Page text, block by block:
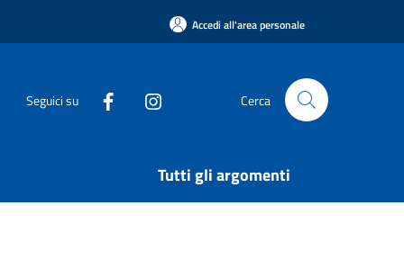
Accedi all'area personale
Seguici su Cerca
Tutti gli argomenti